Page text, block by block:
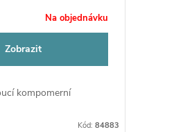
Na objednávku
Zobrazit
kompomerní
Kód: 84883